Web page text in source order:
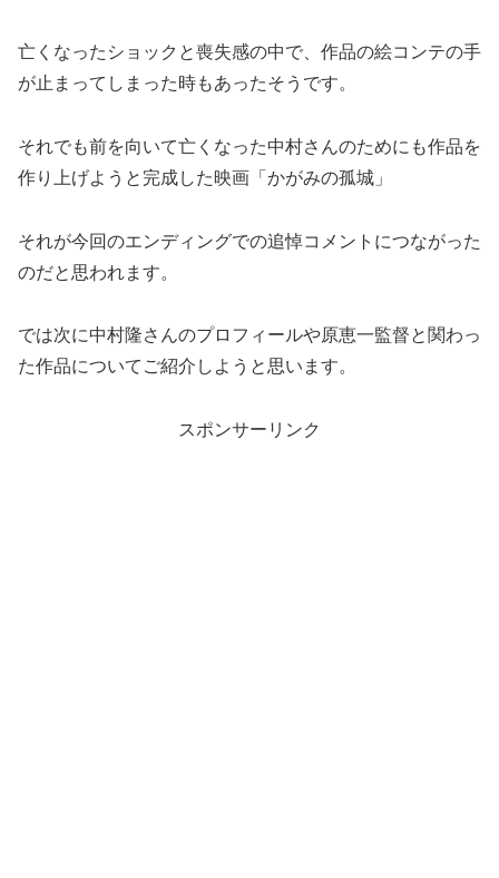
亡くなったショックと喪失感の中で、作品の絵コンテの手
が止まってしまった時もあったそうです。
それでも前を向いて亡くなった中村さんのためにも作品を
作り上げようと完成した映画「かがみの孤城」
それが今回のエンディングでの追悼コメントにつながった
のだと思われます。
では次に中村隆さんのプロフィールや原恵一監督と関わっ
た作品についてご紹介しようと思います。
スポンサーリンク